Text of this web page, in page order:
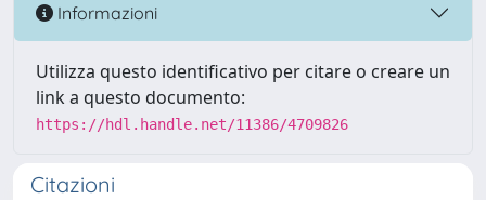
Informazioni
Utilizza questo identificativo per citare o creare un
link a questo documento:
https://hdl.handle.net/11386/4709826
Citazioni